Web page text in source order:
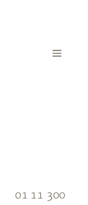
Menü
01 11 300